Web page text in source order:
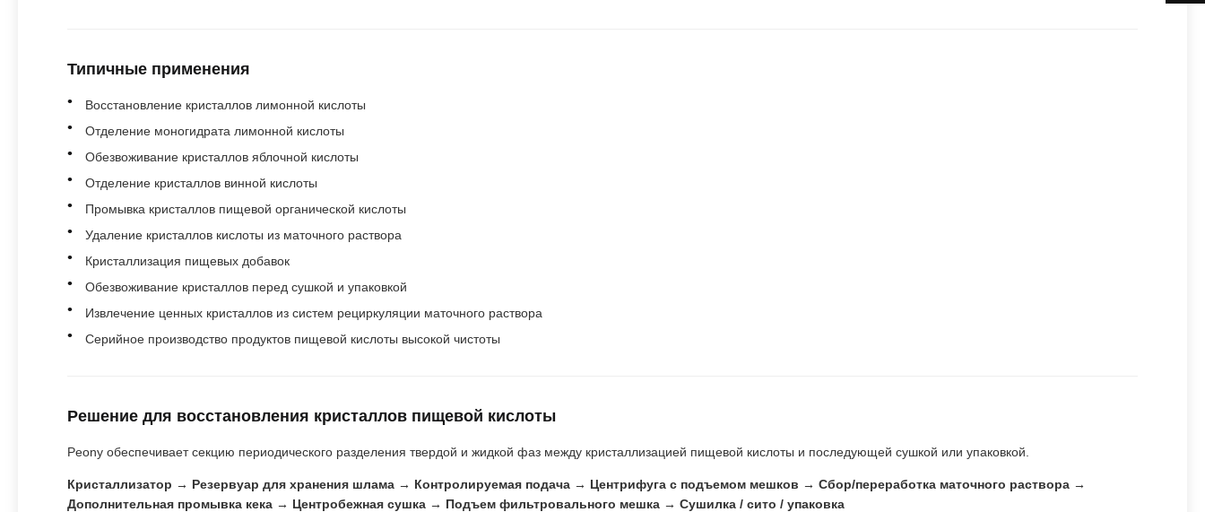
Типичные применения
Восстановление кристаллов лимонной кислоты
Отделение моногидрата лимонной кислоты
Обезвоживание кристаллов яблочной кислоты
Отделение кристаллов винной кислоты
Промывка кристаллов пищевой органической кислоты
Удаление кристаллов кислоты из маточного раствора
Кристаллизация пищевых добавок
Обезвоживание кристаллов перед сушкой и упаковкой
Извлечение ценных кристаллов из систем рециркуляции маточного раствора
Серийное производство продуктов пищевой кислоты высокой чистоты
Решение для восстановления кристаллов пищевой кислоты
Peony обеспечивает секцию периодического разделения твердой и жидкой фаз между кристаллизацией пищевой кислоты и последующей сушкой или упаковкой.
Кристаллизатор → Резервуар для хранения шлама → Контролируемая подача → Центрифуга с подъемом мешков → Сбор/переработка маточного раствора →
Дополнительная промывка кека → Центробежная сушка → Подъем фильтровального мешка → Сушилка / сито / упаковка